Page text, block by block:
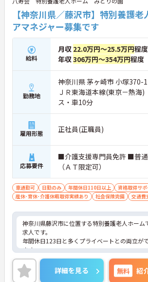
【神奈川県／藤沢市】特別養護
アマネジャー募集です
給料
月収 22.0万円～25.5万円程
年収306万円～354万円程度
勤務地
神奈川県 茅ヶ崎市 小塚370-1
ＪＲ東海道本線(東京－熱海)
ス・車10分
雇用形態 正社員(正職員)
応募要件
■介護支援専門員免許 ■普
（ＡＴ限定可）
車通勤可 日勤のみ 年間休日110日以上 資格取得サポ
産休･育休･介護休暇取得実績あり
社会保険完備 交通費
神奈川県藤沢市に位置する特別養護老人ホーム
求人です。
年間休日123日と多くプライベートとの両立が
ます。
ご興味のある方はお気軽にお問い合わせ下さい
詳細を見る 無料 紹